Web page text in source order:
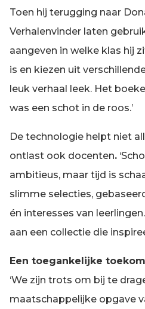
Toen hij terugging naar
Verhalenvinder laten
aangeven in welke klas hij
is en kiezen uit
leuk verhaal leek. Het
was een schot in de roos.’
De technologie helpt niet
ontlast ook docenten.
ambitieus, maar tijd is
slimme selecties,
én interesses van
aan een collectie die
Een toegankelijke
‘We zijn trots om bij te
maatschappelijke opgave